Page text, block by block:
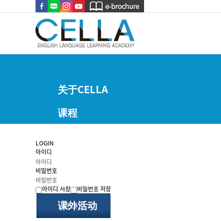
关于CELLA
课程
课外活动
LOGIN
아이디
비밀번호
아이디 저장 비밀번호 저장